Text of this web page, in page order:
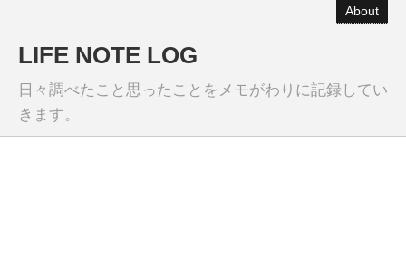
About
LIFE NOTE LOG
日々調べたこと思ったことをメモがわりに記録してい
きます。